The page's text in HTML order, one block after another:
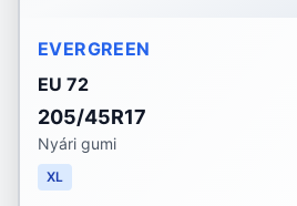
EVERGREEN
EU 72
205/45R17
Nyári gumi
XL